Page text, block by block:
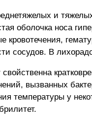
и
оболочка носа
кровотечения,
сосудов. В
свойственна
вызванных
температуры у